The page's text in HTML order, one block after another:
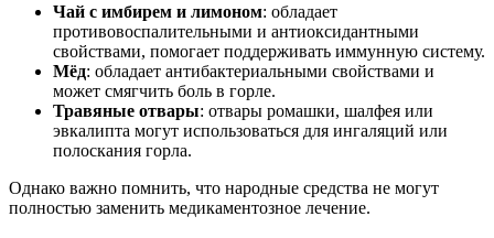
Чай с имбирем и лимоном: обладает
противовоспалительными и антиоксидантными
свойствами, помогает поддерживать иммунную систему.
Мёд: обладает антибактериальными свойствами и
может смягчить боль в горле.
Травяные отвары: отвары ромашки, шалфея или
эвкалипта могут использоваться для ингаляций или
полоскания горла.
Однако важно помнить, что народные средства не могут
полностью заменить медикаментозное лечение.